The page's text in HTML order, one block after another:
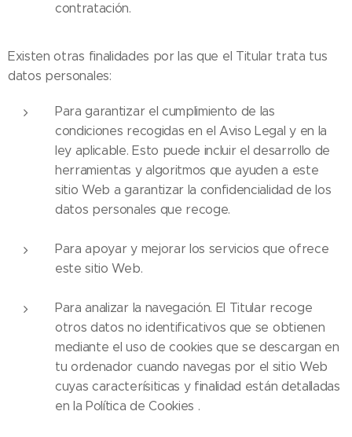
contratación.
Existen otras finalidades por las que el Titular trata tus
datos personales:
Para garantizar el cumplimiento de las
condiciones recogidas en el Aviso Legal y en la
ley aplicable. Esto puede incluir el desarrollo de
herramientas y algoritmos que ayuden a este
sitio Web a garantizar la confidencialidad de los
datos personales que recoge.
Para apoyar y mejorar los servicios que ofrece
este sitio Web.
Para analizar la navegación. El Titular recoge
otros datos no identificativos que se obtienen
mediante el uso de cookies que se descargan en
tu ordenador cuando navegas por el sitio Web
cuyas caracterísiticas y finalidad están detalladas
en la Política de Cookies .